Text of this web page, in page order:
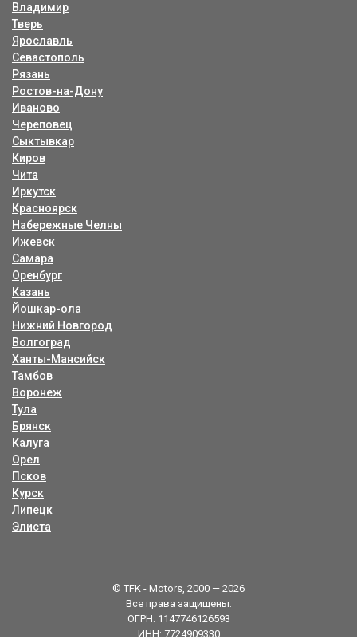
Владимир
Тверь
Ярославль
Севастополь
Рязань
Ростов-на-Дону
Иваново
Череповец
Сыктывкар
Киров
Чита
Иркутск
Красноярск
Набережные Челны
Ижевск
Самара
Оренбург
Казань
Йошкар-ола
Нижний Новгород
Волгоград
Ханты-Мансийск
Тамбов
Воронеж
Тула
Брянск
Калуга
Орел
Псков
Курск
Липецк
Элиста
© TFK - Motors, 2000 — 2026
Все права защищены.
ОГРН: 1147746126593
ИНН: 7724909330